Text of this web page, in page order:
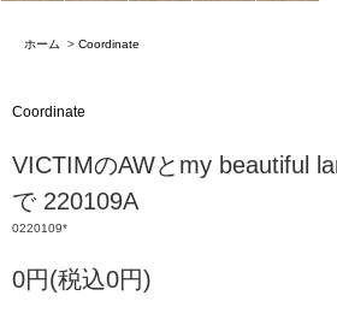
ホーム > Coordinate
Coordinate
VICTIMのAWとmy beautiful
で 220109A
0220109*
0円(税込0円)